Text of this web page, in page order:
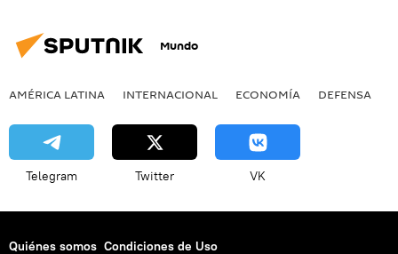
Mundo
AMÉRICA LATINA INTERNACIONAL ECONOMÍA DEFENSA
Telegram Twitter VK
Quiénes somos Condiciones de Uso